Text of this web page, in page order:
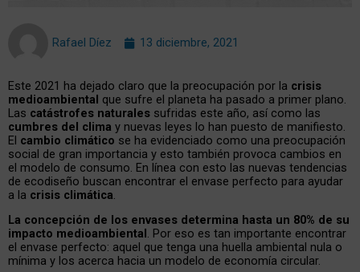
Rafael Díez 13 diciembre, 2021
Este 2021 ha dejado claro que la preocupación por la crisis
medioambiental que sufre el planeta ha pasado a primer plano.
Las catástrofes naturales sufridas este año, así como las
cumbres del clima y nuevas leyes lo han puesto de manifiesto.
El cambio climático se ha evidenciado como una preocupación
social de gran importancia y esto también provoca cambios en
el modelo de consumo. En línea con esto las nuevas tendencias
de ecodiseño buscan encontrar el envase perfecto para ayudar
a la crisis climática.
La concepción de los envases determina hasta un 80% de su
impacto medioambiental . Por eso es tan importante encontrar
el envase perfecto: aquel que tenga una huella ambiental nula o
mínima y los acerca hacia un modelo de economía circular.